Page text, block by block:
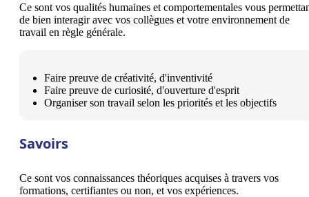
Ce sont vos qualités humaines et comportementales vous
de bien interagir avec vos collègues et votre environnement de
travail en règle générale.
Faire preuve de créativité, d'inventivité
Faire preuve de curiosité, d'ouverture d'esprit
Organiser son travail selon les priorités et les objectifs
Savoirs
Ce sont vos connaissances théoriques acquises à travers vos
formations, certifiantes ou non, et vos expériences.